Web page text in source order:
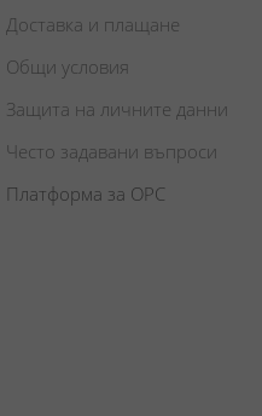
Доставка и плащане
Общи условия
Защита на личните данни
Често задавани въпроси
Платформа за ОРС